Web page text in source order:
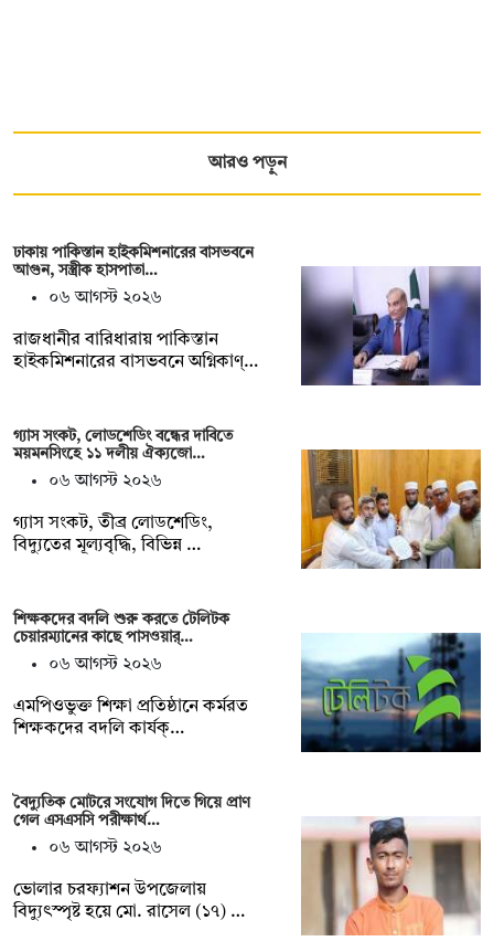
আরও পড়ুন
ঢাকায় পাকিস্তান হাইকমিশনারের বাসভবনে
আগুন, সস্ত্রীক হাসপাতা…
০৬ আগস্ট ২০২৬
রাজধানীর বারিধারায় পাকিস্তান
হাইকমিশনারের বাসভবনে অগ্নিকাণ্…
গ্যাস সংকট, লোডশেডিং বন্ধের দাবিতে
ময়মনসিংহে ১১ দলীয় ঐক্যজো…
০৬ আগস্ট ২০২৬
গ্যাস সংকট, তীব্র লোডশেডিং,
বিদ্যুতের মূল্যবৃদ্ধি, বিভিন্ন …
শিক্ষকদের বদলি শুরু করতে টেলিটক
চেয়ারম্যানের কাছে পাসওয়ার্…
০৬ আগস্ট ২০২৬
এমপিওভুক্ত শিক্ষা প্রতিষ্ঠানে কর্মরত
শিক্ষকদের বদলি কার্যক্…
বৈদ্যুতিক মোটরে সংযোগ দিতে গিয়ে প্রাণ
গেল এসএসসি পরীক্ষার্থ…
০৬ আগস্ট ২০২৬
ভোলার চরফ্যাশন উপজেলায়
বিদ্যুৎস্পৃষ্ট হয়ে মো. রাসেল (১৭) …